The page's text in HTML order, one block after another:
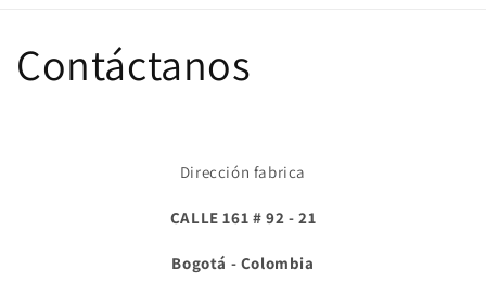
Contáctanos
Dirección fabrica
CALLE 161 # 92 - 21
Bogotá - Colombia